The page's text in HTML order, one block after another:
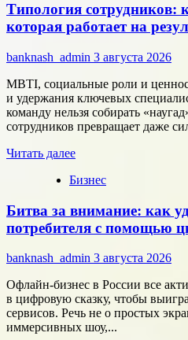
компаний
«Элемент»
развивает
сотрудничество
с
центрами
разработки
в
области
микроэлектроники
Типология сотрудников:
которая работает на
banknash_admin 3 августа 2026
MBTI, социальные роли и
и удержания ключевых
команду нельзя собирать
сотрудников превращает даже
Читать далееПрочитать
о
сотрудников:
как
собрать
команду,
которая
работает
на
результат
Бизнес
Битва за внимание: как
потребителя с помощью
banknash_admin 3 августа 2026
Офлайн-бизнес в России все
в цифровую сказку, чтобы
сервисов. Речь не о простых
иммерсивных шоу,...